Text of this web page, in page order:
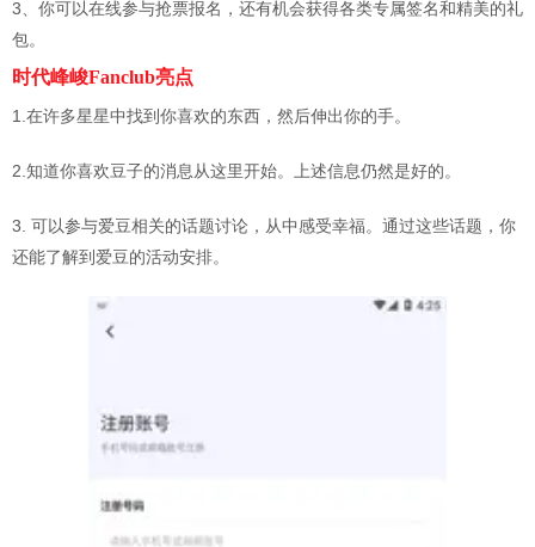
3、你可以在线参与抢票报名，还有机会获得各类专属签名和精美的礼
包。
时代峰峻Fanclub亮点
1.在许多星星中找到你喜欢的东西，然后伸出你的手。
2.知道你喜欢豆子的消息从这里开始。上述信息仍然是好的。
3. 可以参与爱豆相关的话题讨论，从中感受幸福。通过这些话题，你
还能了解到爱豆的活动安排。